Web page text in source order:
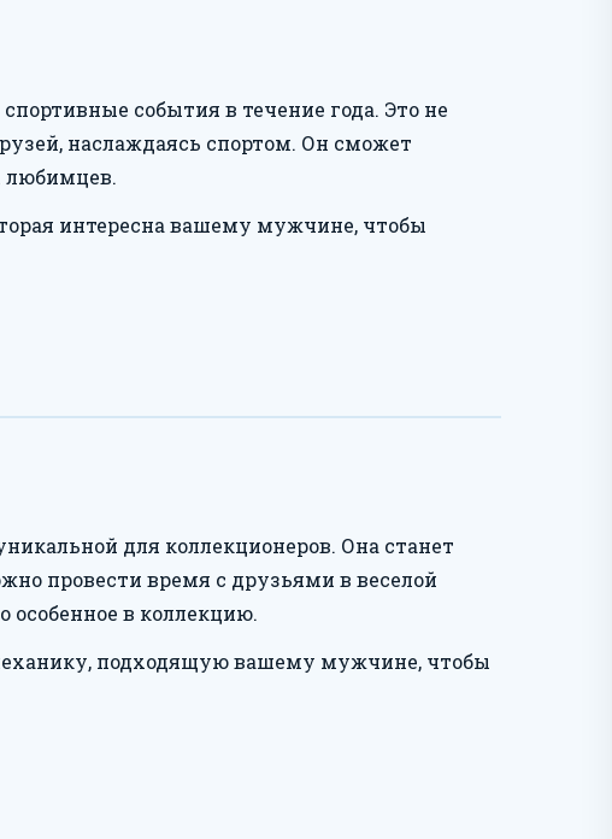
события в течение года. Это не
наслаждаясь спортом. Он сможет
любимцев.
интересна вашему мужчине, чтобы
для коллекционеров. Она станет
провести время с друзьями в веселой
особенное в коллекцию.
подходящую вашему мужчине, чтобы